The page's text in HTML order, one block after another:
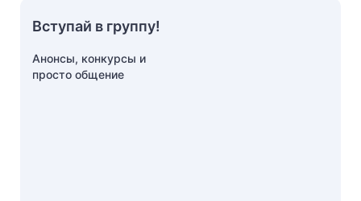
Вступай в группу!
Анонсы, конкурсы и
просто общение